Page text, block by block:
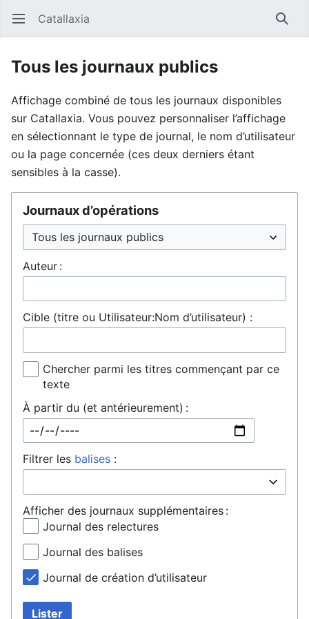
Ouvrir le menu principal Catallaxia
Tous les journaux publics
Affichage combiné de tous les journaux disponibles
sur Catallaxia. Vous pouvez personnaliser l’affichage
en sélectionnant le type de journal, le nom d’utilisateur
ou la page concernée (ces deux derniers étant
sensibles à la casse).
Journaux d’opérations
Auteur :
Cible (titre ou Utilisateur:Nom d’utilisateur) :
Chercher parmi les titres commençant par ce
texte
À partir du (et antérieurement) :
Filtrer les balises :
Afficher des journaux supplémentaires :
Journal des relectures
Journal des balises
Journal de création d’utilisateur
Lister